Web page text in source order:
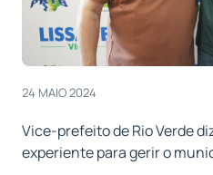
24 MAIO 2024
Vice-prefeito de Rio Verde
experiente para gerir o